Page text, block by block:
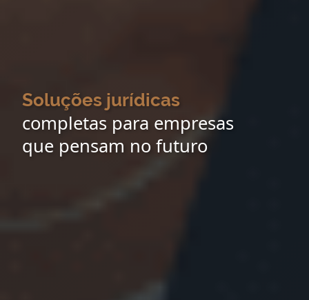
Soluções jurídicas
completas para empresas
que pensam no futuro